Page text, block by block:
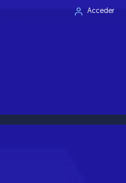
Acceder